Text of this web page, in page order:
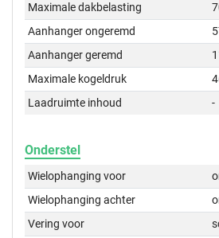
Maximale dakbelasting
Aanhanger ongeremd
Aanhanger geremd
Maximale kogeldruk
Laadruimte inhoud
-
Onderstel
Wielophanging voor
Wielophanging achter
Vering voor